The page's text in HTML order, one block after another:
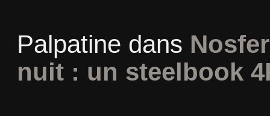
Palpatine dans
nuit : un steelbook